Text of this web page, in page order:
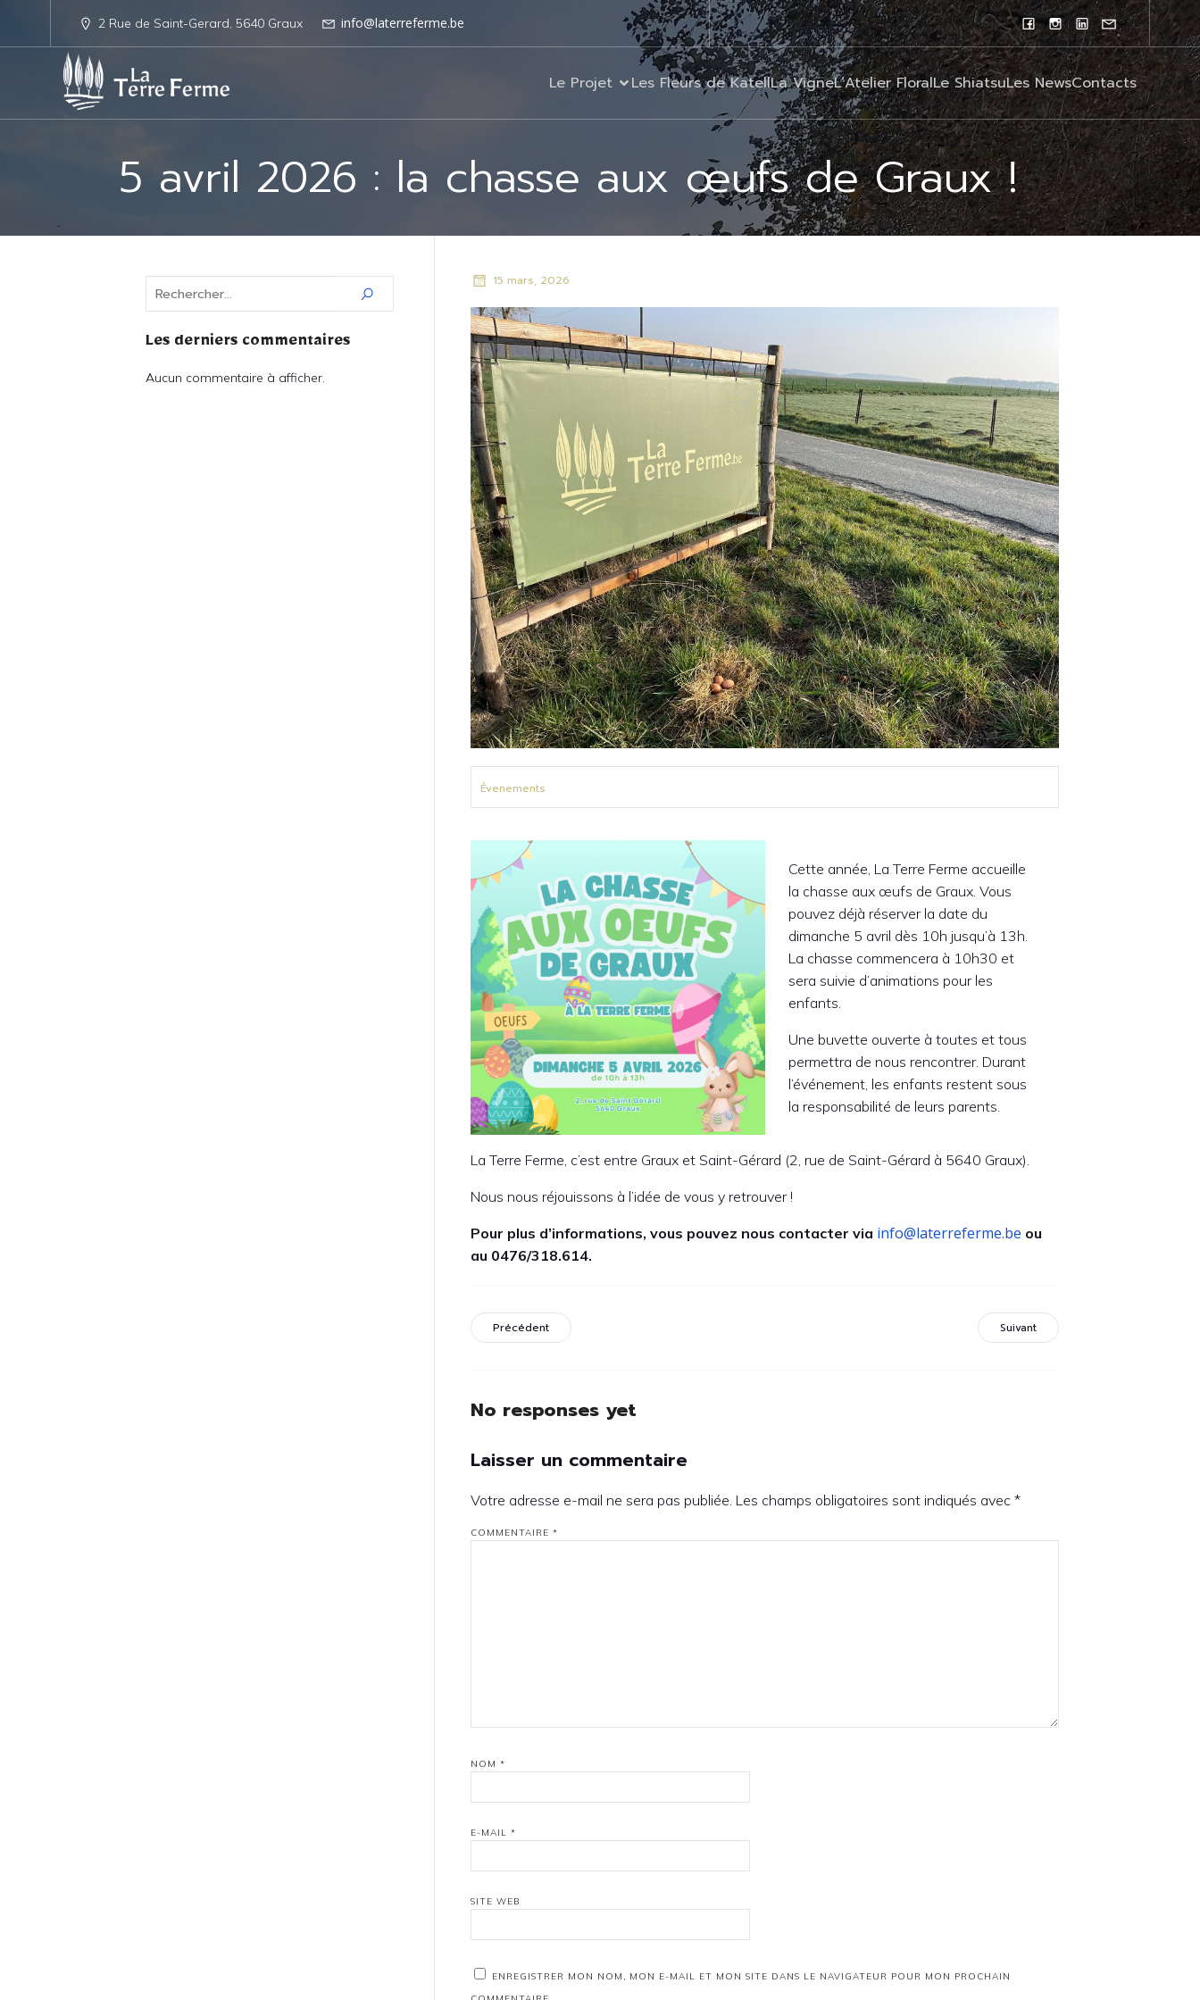
2 Rue de Saint-Gerard, 5640 Graux info@laterreferme.be
Le Projet Les Fleurs de KatellLa VigneL’Atelier FloralLe ShiatsuLes NewsContacts
5 avril 2026 : la chasse aux œufs de Graux !
Les derniers commentaires
Aucun commentaire à afficher.
15 mars, 2026
Évenements
Cette année, La Terre Ferme accueille
la chasse aux œufs de Graux. Vous
pouvez déjà réserver la date du
dimanche 5 avril dès 10h jusqu’à 13h.
La chasse commencera à 10h30 et
sera suivie d’animations pour les
enfants.
Une buvette ouverte à toutes et tous
permettra de nous rencontrer. Durant
l’événement, les enfants restent sous
la responsabilité de leurs parents.
La Terre Ferme, c’est entre Graux et Saint-Gérard (2, rue de Saint-Gérard à 5640 Graux).
Nous nous réjouissons à l’idée de vous y retrouver !
Pour plus d’informations, vous pouvez nous contacter via info@laterreferme.be ou
au 0476/318.614.
Précédent Suivant
No responses yet
Laisser un commentaire
Votre adresse e-mail ne sera pas publiée. Les champs obligatoires sont indiqués avec*
COMMENTAIRE*
NOM*
E-MAIL*
SITE WEB
ENREGISTRER MON NOM, MON E-MAIL ET MON SITE DANS LE NAVIGATEUR POUR MON PROCHAIN